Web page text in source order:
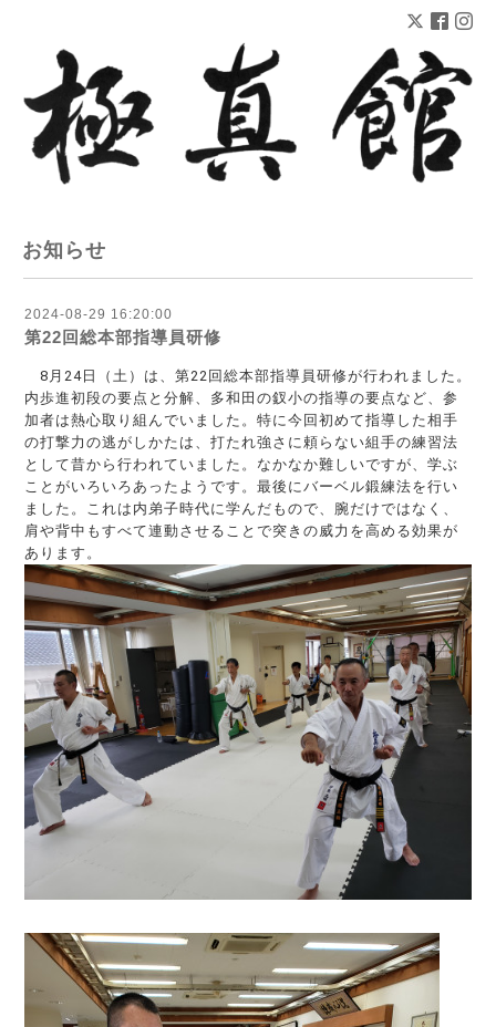
お知らせ
2024-08-29 16:20:00
第22回総本部指導員研修
8月24日（土 ）は、第22回総本部指導員研修が行われました。
内歩進初段の要点と分解、多和田の釵小の指導の要点など、参
加者は熱心取り組んでいました。特に今回初めて指導した相手
の打撃力の逃がしかたは、打たれ強さに頼らない組手の練習法
として昔から行われていました。なかなか難しいですが、学ぶ
ことがいろいろあったようです。最後にバーベル鍛練法を行い
ました。これは内弟子時代に学んだもので、腕だけではなく、
肩や背中もすべて連動させることで突きの威力を高める効果が
あります。